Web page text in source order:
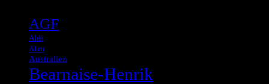
AGF
Aldi
Alien
Australien
Bearnaise-Henrik